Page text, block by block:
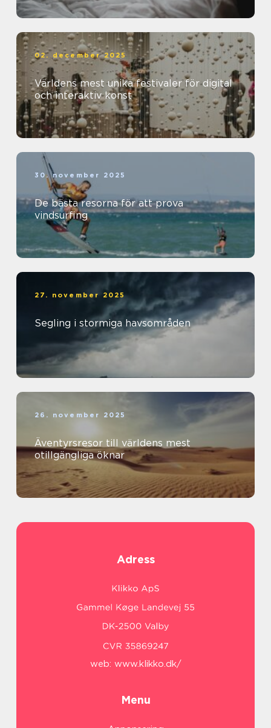
02. december 2025
Världens mest unika festivaler för digital
och interaktiv konst
30. november 2025
De bästa resorna för att prova
vindsurfing
27. november 2025
Segling i stormiga havsområden
26. november 2025
Äventyrsresor till världens mest
otillgängliga öknar
Adress
web: www.klikko.dk/
Menu